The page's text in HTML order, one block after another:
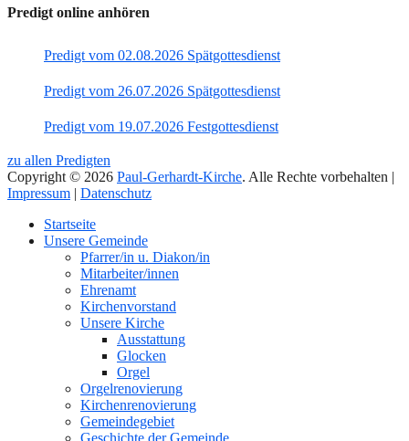
Predigt online anhören
Predigt vom 02.08.2026 Spätgottesdienst
Predigt vom 26.07.2026 Spätgottesdienst
Predigt vom 19.07.2026 Festgottesdienst
zu allen Predigten
Copyright © 2026 Paul-Gerhardt-Kirche. Alle Rechte vorbehalten |
Impressum | Datenschutz
oben
Startseite
Unsere Gemeinde
Pfarrer/in u. Diakon/in
Mitarbeiter/innen
Ehrenamt
Kirchenvorstand
Unsere Kirche
Ausstattung
Glocken
Orgel
Orgelrenovierung
Kirchenrenovierung
Gemeindegebiet
Geschichte der Gemeinde